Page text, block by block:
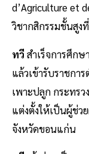
d’Agriculture et
วิชากสิกรรมชั้นสูง
ทวีสำเร็จการศึก
แล้วเข้ารับราชกา
เพาะปลูก กระทร
แต่งตั้งให้เป็นผู้ช่ว
จังหวัดขอนแก่น